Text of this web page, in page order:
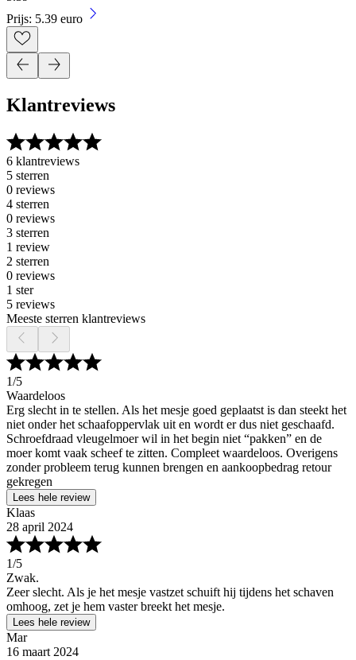
Prijs: 5.39 euro
Klantreviews
6 klantreviews
5 sterren
0 reviews
4 sterren
0 reviews
3 sterren
1 review
2 sterren
0 reviews
1 ster
5 reviews
Meeste sterren klantreviews
1/5
Waardeloos
Erg slecht in te stellen. Als het mesje goed geplaatst is dan steekt het
niet onder het schaafoppervlak uit en wordt er dus niet geschaafd.
Schroefdraad vleugelmoer wil in het begin niet “pakken” en de
moer komt vaak scheef te zitten. Compleet waardeloos. Overigens
zonder probleem terug kunnen brengen en aankoopbedrag retour
gekregen
Lees hele review
Klaas
28 april 2024
1/5
Zwak.
Zeer slecht. Als je het mesje vastzet schuift hij tijdens het schaven
omhoog, zet je hem vaster breekt het mesje.
Lees hele review
Mar
16 maart 2024